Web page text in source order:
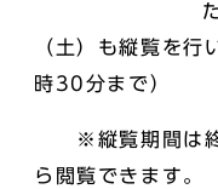
ただし、幸
（土）も縦覧を
時30分まで）
※縦覧期間は終
ら閲覧できます。